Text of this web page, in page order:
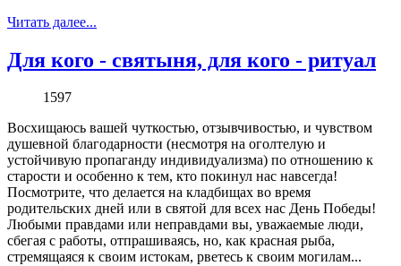
Читать далее...
Для кого - святыня, для кого - ритуал
1597
Восхищаюсь вашей чуткостью, отзывчивостью, и чувством
душевной благодарности (несмотря на оголтелую и
устойчивую пропаганду индивидуализма) по отношению к
старости и особенно к тем, кто покинул нас навсегда!
Посмотрите, что делается на кладбищах во время
родительских дней или в святой для всех нас День Победы!
Любыми правдами или неправдами вы, уважаемые люди,
сбегая с работы, отпрашиваясь, но, как красная рыба,
стремящаяся к своим истокам, рветесь к своим могилам...